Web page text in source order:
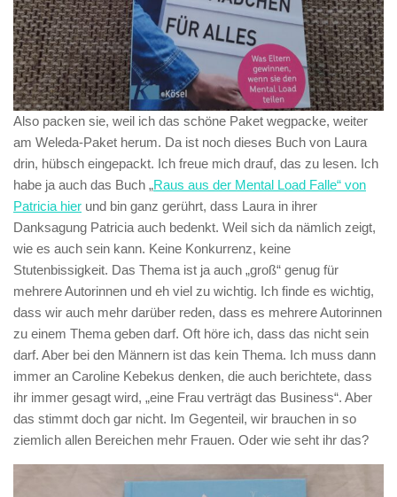
Also packen sie, weil ich das schöne Paket wegpacke, weiter
am Weleda-Paket herum. Da ist noch dieses Buch von Laura
drin, hübsch eingepackt. Ich freue mich drauf, das zu lesen. Ich
habe ja auch das Buch „Raus aus der Mental Load Falle“ von
Patricia hier und bin ganz gerührt, dass Laura in ihrer
Danksagung Patricia auch bedenkt. Weil sich da nämlich zeigt,
wie es auch sein kann. Keine Konkurrenz, keine
Stutenbissigkeit. Das Thema ist ja auch „groß“ genug für
mehrere Autorinnen und eh viel zu wichtig. Ich finde es wichtig,
dass wir auch mehr darüber reden, dass es mehrere Autorinnen
zu einem Thema geben darf. Oft höre ich, dass das nicht sein
darf. Aber bei den Männern ist das kein Thema. Ich muss dann
immer an Caroline Kebekus denken, die auch berichtete, dass
ihr immer gesagt wird, „eine Frau verträgt das Business“. Aber
das stimmt doch gar nicht. Im Gegenteil, wir brauchen in so
ziemlich allen Bereichen mehr Frauen. Oder wie seht ihr das?